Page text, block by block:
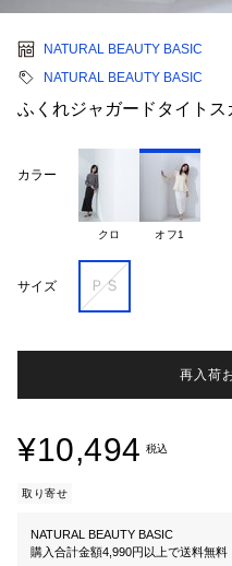
NATURAL BEAUTY BASIC
NATURAL BEAUTY BASIC
ふくれジャガードタイトス
カラー
クロ オフ1
サイズ ＰＳ
再入荷
¥10,494 税込
取り寄せ
NATURAL BEAUTY BASIC
購入合計金額4,990円以上で送料無料